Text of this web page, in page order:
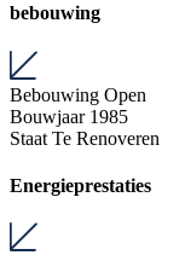
bebouwing
Bebouwing Open
Bouwjaar 1985
Staat Te Renoveren
Energieprestaties